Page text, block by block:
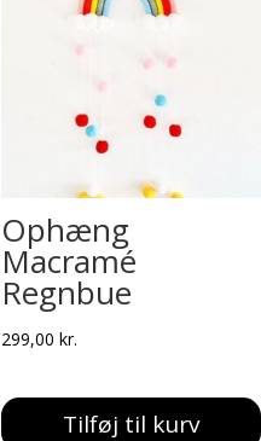
Ophæng
Macramé
Regnbue
299,00 kr.
Tilføj til kurv